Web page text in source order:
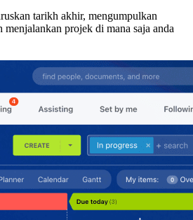
tarikh akhir, mengumpulkan
projek di mana saja anda